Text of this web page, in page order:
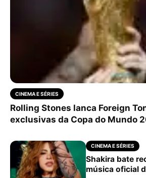
CINEMA E SÉRIES
Rolling Stones lanca Foreign
exclusivas da Copa do Mundo
CINEMA E SÉRIES
Shakira bate
música oficial